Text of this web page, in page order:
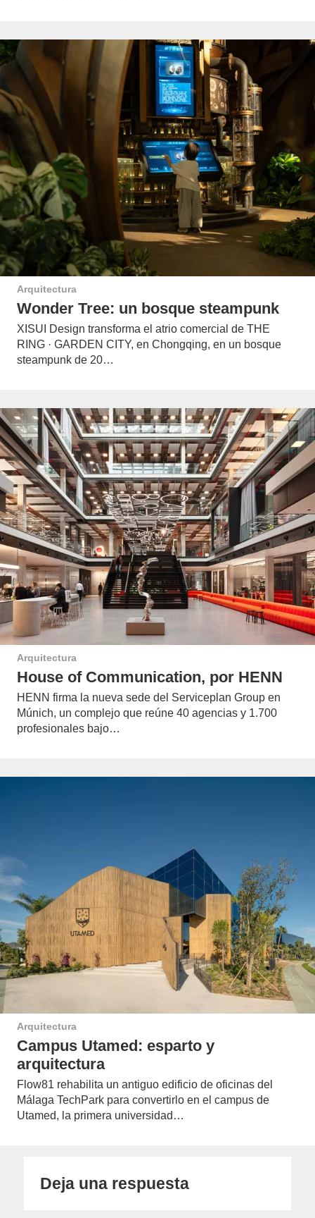
Arquitectura
Wonder Tree: un bosque steampunk
XISUI Design transforma el atrio comercial de THE
RING · GARDEN CITY, en Chongqing, en un bosque
steampunk de 20…
Arquitectura
House of Communication, por HENN
HENN firma la nueva sede del Serviceplan Group en
Múnich, un complejo que reúne 40 agencias y 1.700
profesionales bajo…
Arquitectura
Campus Utamed: esparto y
arquitectura
Flow81 rehabilita un antiguo edificio de oficinas del
Málaga TechPark para convertirlo en el campus de
Utamed, la primera universidad…
Deja una respuesta